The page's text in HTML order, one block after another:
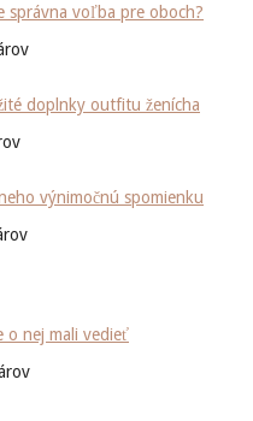
správna voľba pre oboch?
doplnky outfitu ženícha
výnimočnú spomienku
o nej mali vedieť